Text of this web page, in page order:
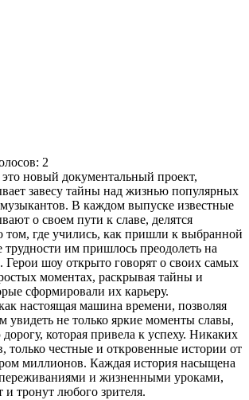
2
новый документальный проект,
завесу тайны над жизнью популярных
В каждом выпуске известные
о своем пути к славе, делятся
где учились, как пришли к выбранной
трудности им пришлось преодолеть на
шоу открыто говорят о своих самых
моментах, раскрывая тайны и
сформировали их карьеру.
настоящая машина времени, позволяя
увидеть не только яркие моменты славы,
которая привела к успеху. Никаких
только честные и откровенные истории от
миллионов. Каждая история насыщена
и жизненными уроками,
и тронут любого зрителя.